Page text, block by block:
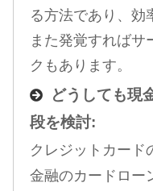
る方法であり、効
また発覚すればサ
クもあります。
どうしても現
段を検討:
クレジットカード
金融のカードロー